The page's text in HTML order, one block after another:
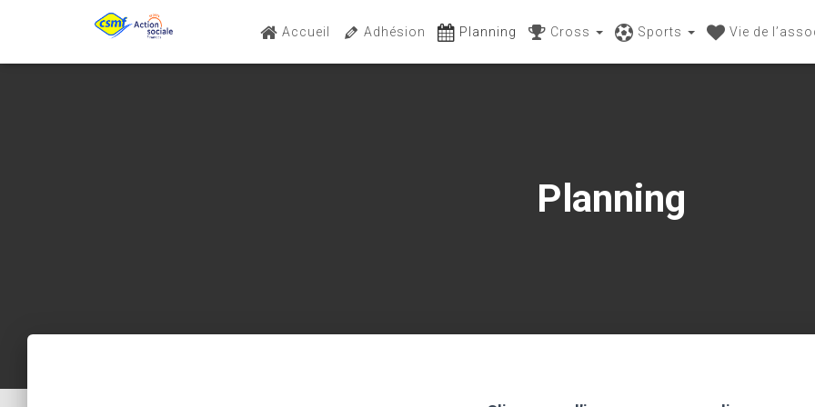
Accueil Adhésion Planning Cross Sports Vie de
Planning